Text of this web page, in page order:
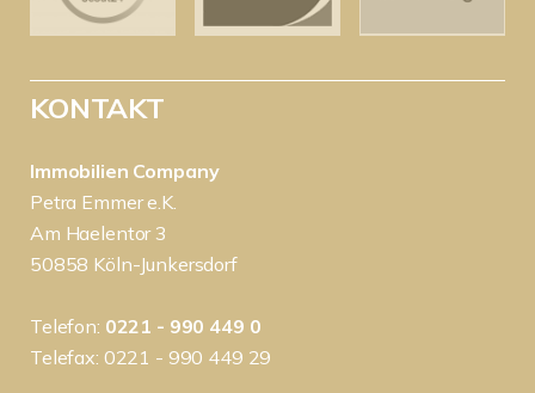
KONTAKT
Immobilien Company
Petra Emmer e.K.
Am Haelentor 3
50858 Köln-Junkersdorf
Telefon: 0221 - 990 449 0
Telefax: 0221 - 990 449 29